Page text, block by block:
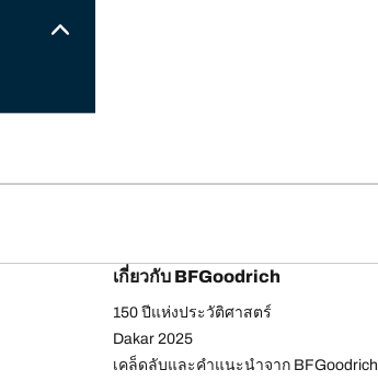
เกี่ยวกับ BFGoodrich
150 ปีแห่งประวัติศาสตร์
Dakar 2025
เคล็ดลับและคำแนะนำจาก BFGoodrich